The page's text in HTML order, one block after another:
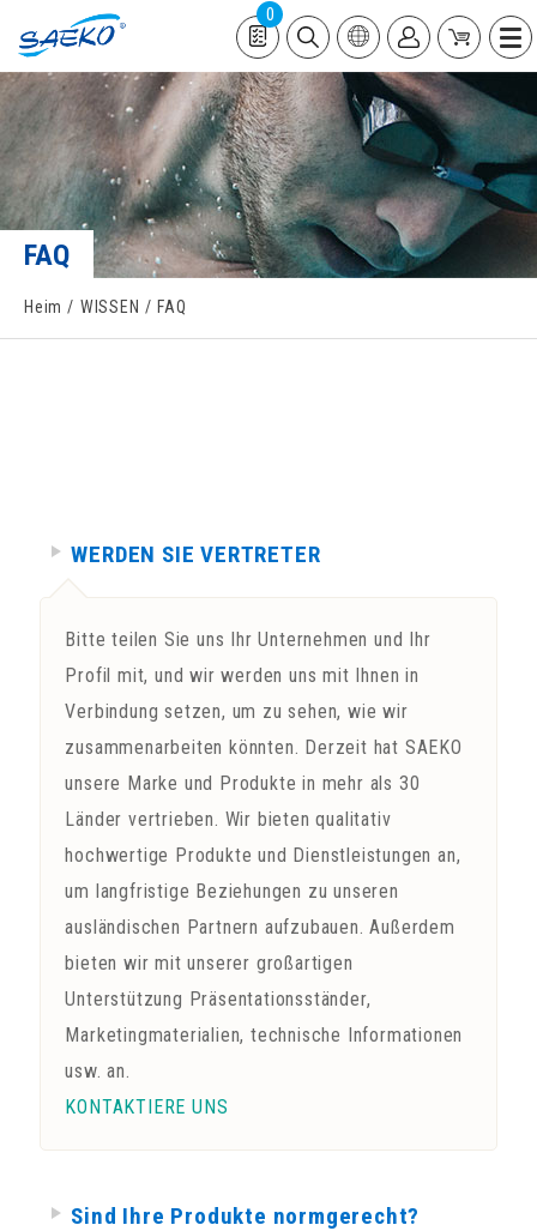
0
FAQ
Heim WISSEN FAQ
WERDEN SIE VERTRETER
Bitte teilen Sie uns Ihr Unternehmen und Ihr
Profil mit, und wir werden uns mit Ihnen in
Verbindung setzen, um zu sehen, wie wir
zusammenarbeiten könnten. Derzeit hat SAEKO
unsere Marke und Produkte in mehr als 30
Länder vertrieben. Wir bieten qualitativ
hochwertige Produkte und Dienstleistungen an,
um langfristige Beziehungen zu unseren
ausländischen Partnern aufzubauen. Außerdem
bieten wir mit unserer großartigen
Unterstützung Präsentationsständer,
Marketingmaterialien, technische Informationen
usw. an.
KONTAKTIERE UNS
Sind Ihre Produkte normgerecht?